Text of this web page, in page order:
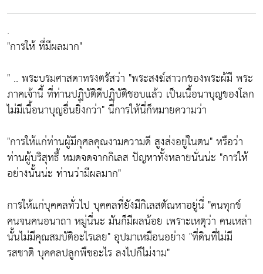
.
"การให้ ที่มีผลมาก"
" .. พระบรมศาสดาทรงตรัสว่า "พระสงฆ์สาวกของพระผ้มี พระ
ภาคเจ้านี้ ที่ท่านปฏิบัติดีปฏิบัติชอบแล้ว เป็นเนื้อนาบุญของโลก
ไม่มีเนื้อนาบุญอื่นยิ่งกว่า" นี่การให้นี่ก็หมายความว่า
"การให้แก่ท่านผู้มีกุศลคุณงามความดี สูงส่งอยู่ในตน" หรือว่า
ท่านผู้บริสุทธื้ หมดจดจากกิเลส ปัญหาทั้งหลายนั่นน่ะ "การให้
อย่างนั้นน่ะ ท่านว่ามีผลมาก"
การให้แก่บุคคลทั่วไป บุคคลที่ยังมีกิเลสตัณหาอยู่นี่ "คนทุกข์
คนจนคนอนาถา หมู่นี่นะ มันก็มีผลน้อย เพราะเหตุว่า คนเหล่า
นั้นไม่มีคุณสมบัติอะไรเลย" อุปมาเหมือนอย่าง "ที่ดินที่ไม่มี
รสชาติ บุคคลปลูกพืชอะไร ลงไปก็ไม่งาม"